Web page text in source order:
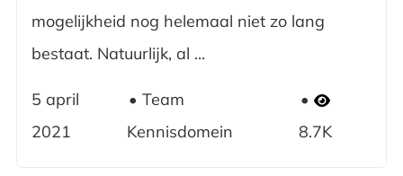
mogelijkheid nog helemaal niet zo lang
bestaat. Natuurlijk, al ...
5 april
2021
Team
Kennisdomein
8.7K